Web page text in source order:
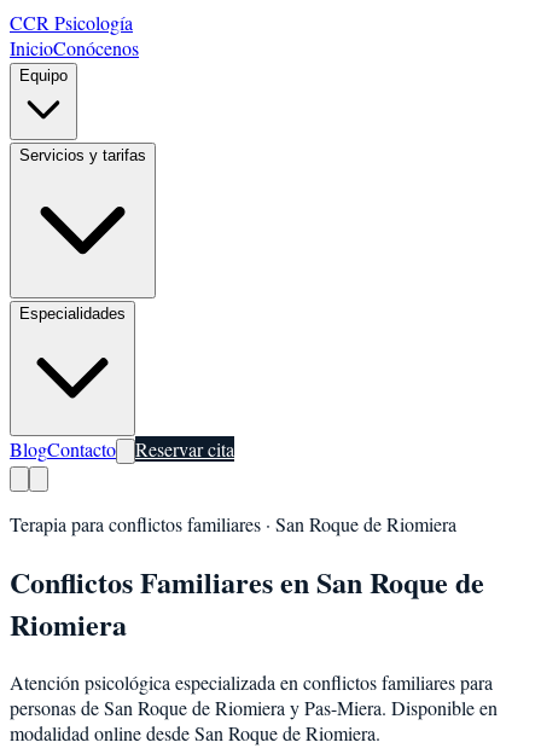
CCR Psicología
InicioConócenos
Equipo
Servicios y tarifas
Especialidades
BlogContacto Reservar cita
Terapia para conflictos familiares · San Roque de Riomiera
Conflictos FamiliaresenSan Roque de
Riomiera
Atención psicológica especializada en conflictos familiarespara
personas deSan Roque de Riomiera yPas-Miera. Disponible en
modalidad online desde San Roque de Riomiera.